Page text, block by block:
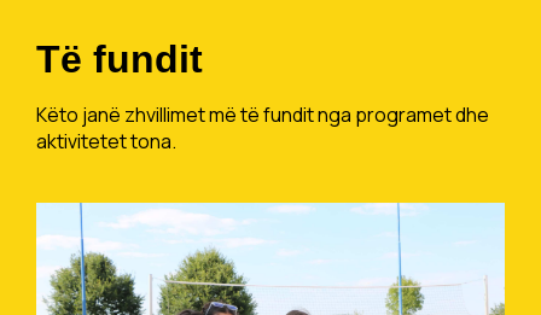
Të fundit
Këto janë zhvillimet më të fundit nga programet dhe
aktivitetet tona.